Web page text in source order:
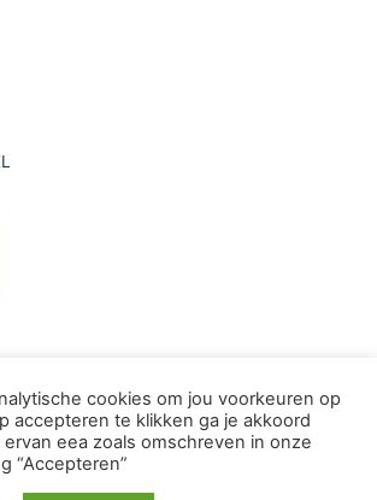
2026 De Griekse Wereld | Design
deWebShopFactory
cookies om jou voorkeuren op
accepteren te klikken ga je akkoord
eea zoals omschreven in onze
“Accepteren”